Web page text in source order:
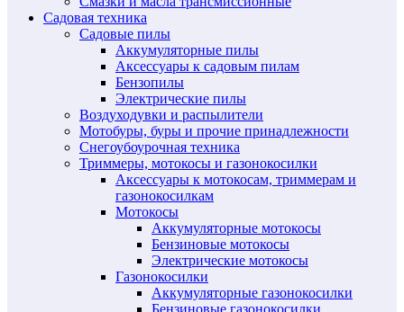
Садовая техника
Садовые пилы
Аккумуляторные пилы
Аксессуары к садовым пилам
Бензопилы
Электрические пилы
Воздуходувки и распылители
Мотобуры, буры и прочие принадлежности
Снегоубоурочная техника
Триммеры, мотокосы и газонокосилки
Аксессуары к мотокосам, триммерам и
газонокосилкам
Мотокосы
Аккумуляторные мотокосы
Бензиновые мотокосы
Электрические мотокосы
Газонокосилки
Аккумуляторные газонокосилки
Бензиновые газонокосилки